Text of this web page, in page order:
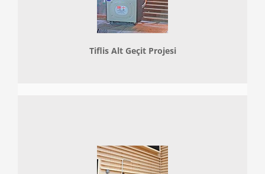
Tiflis Alt Geçit Projesi